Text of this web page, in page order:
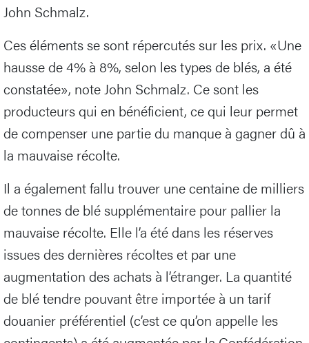
John Schmalz.
Ces éléments se sont répercutés sur les prix. «Une
hausse de 4% à 8%, selon les types de blés, a été
constatée», note John Schmalz. Ce sont les
producteurs qui en bénéficient, ce qui leur permet
de compenser une partie du manque à gagner dû à
la mauvaise récolte.
Il a également fallu trouver une centaine de milliers
de tonnes de blé supplémentaire pour pallier la
mauvaise récolte. Elle l’a été dans les réserves
issues des dernières récoltes et par une
augmentation des achats à l’étranger. La quantité
de blé tendre pouvant être importée à un tarif
douanier préférentiel (c’est ce qu’on appelle les